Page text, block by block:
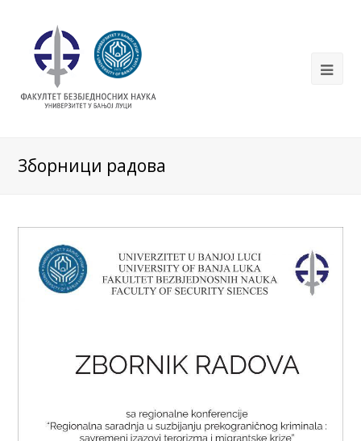
Зборници радова